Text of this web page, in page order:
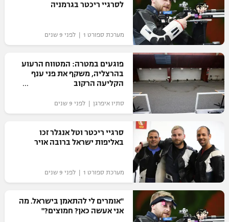
לסרגיי ריכטר בגרמניה
מערכת ספורט 1 | לפני 9 שנים
פוגעים במטרה: המטווח הרעוע
בהרצליה, משקף את פני ענף
הקליעה הרקוב
סתיו איפרגן | לפני 9 שנים
סרגיי ריכטר וטל אנגלר זכו
באליפות ישראל ברובה אויר
מערכת ספורט 1 | לפני 9 שנים
"אומרים לי להתאמן בישראל. מה
אני אעשה כאן? חמוצים?"